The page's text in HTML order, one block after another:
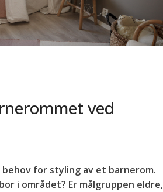
ved
for styling av et barnerom.
i området? Er målgruppen eldre,